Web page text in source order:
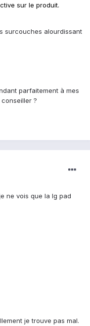
sur le produit.
surcouches alourdissant
parfaitement à mes
?
ne vois que la lg pad
je trouve pas mal.